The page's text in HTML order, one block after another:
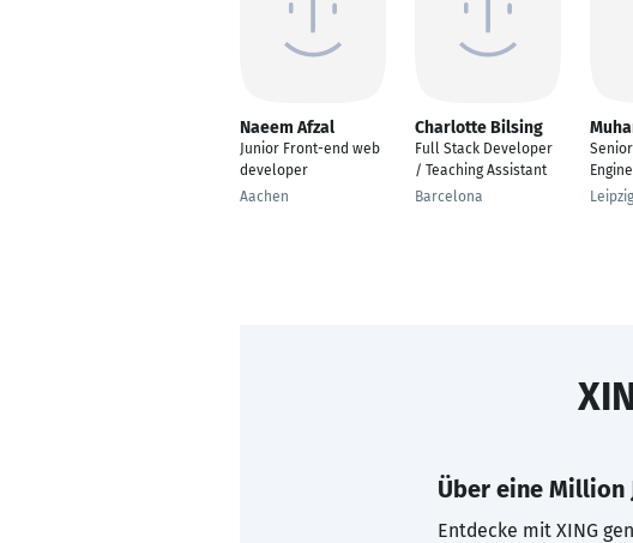
Naeem Afzal
Junior Front-end web
developer
Aachen
Charlotte Bilsing
Full Stack Developer
/ Teaching Assistant
Barcelona
Leipzig
Über eine Million
Entdecke mit XING